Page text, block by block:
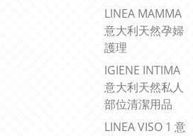
LINEA MAMMA
意大利天然孕婦
護理
IGIENE INTIMA
意大利天然私人
部位清潔用品
LINEA VISO 1 意